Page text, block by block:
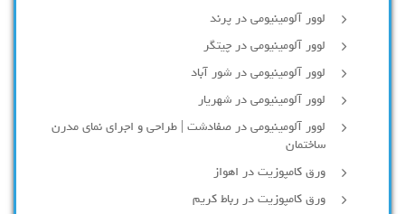
لوور آلومینیومی در پرند
لوور آلومینیومی در چیتگر
لوور آلومینیومی در شور آباد
لوور آلومينيومي در شهريار
لوور آلومینیومی در صفادشت | طراحی و اجرای نمای مدرن
ساختمان
ورق کامپوزیت در اهواز
ورق کامپوزیت در رباط کریم